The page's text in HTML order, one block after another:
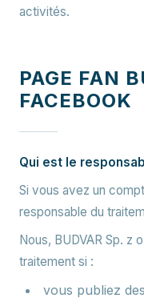
activités.
PAGE FAN
FACEBOOK
Qui est le
Si vous avez un
responsable du
Nous, BUDVAR Sp. z
traitement si :
vous publiez